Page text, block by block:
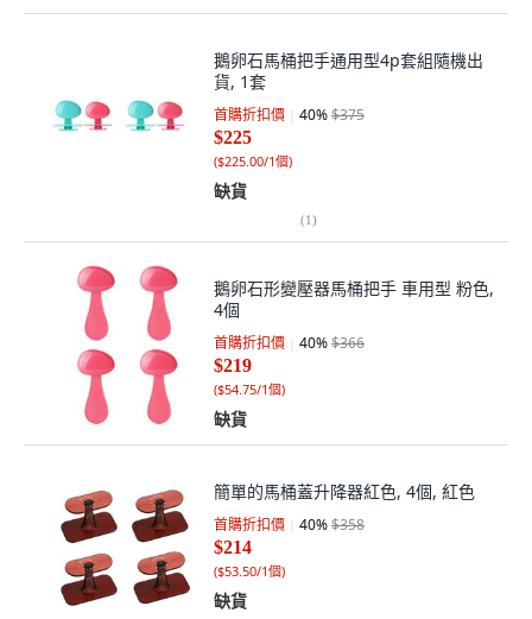
鵝卵石馬桶把手通用型4p套組隨機出
貨, 1套
首購折扣價 40%$375
$225
($225.00/1個)
缺貨
(1)
鵝卵石形變壓器馬桶把手 車用型 粉色,
4個
首購折扣價 40%$366
$219
($54.75/1個)
缺貨
簡單的馬桶蓋升降器紅色, 4個, 紅色
首購折扣價 40%$358
$214
($53.50/1個)
缺貨